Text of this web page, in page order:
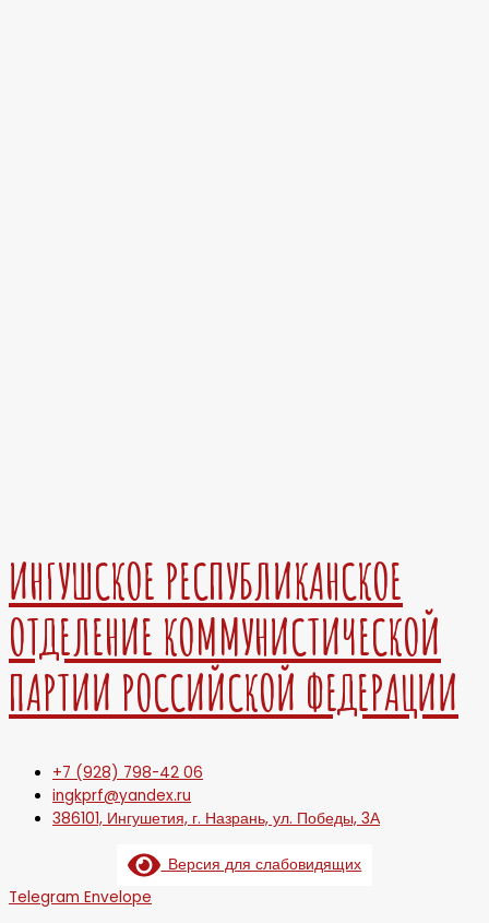
ИНГУШСКОЕ РЕСПУБЛИКАНСКОЕ
ОТДЕЛЕНИЕ КОММУНИСТИЧЕСКОЙ
ПАРТИИ РОССИЙСКОЙ ФЕДЕРАЦИИ
+7 (928) 798-42 06
ingkprf@yandex.ru
386101, Ингушетия, г. Назрань, ул. Победы, 3А
Версия для слабовидящих
Telegram Envelope